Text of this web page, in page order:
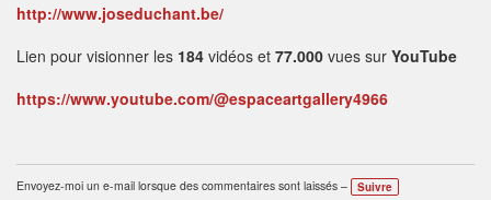
http://www.joseduchant.be/
Lien pour visionner les 184 vidéos et 77.000 vues sur YouTube
https://www.youtube.com/@espaceartgallery4966
Envoyez-moi un e-mail lorsque des commentaires sont laissés – Suivre